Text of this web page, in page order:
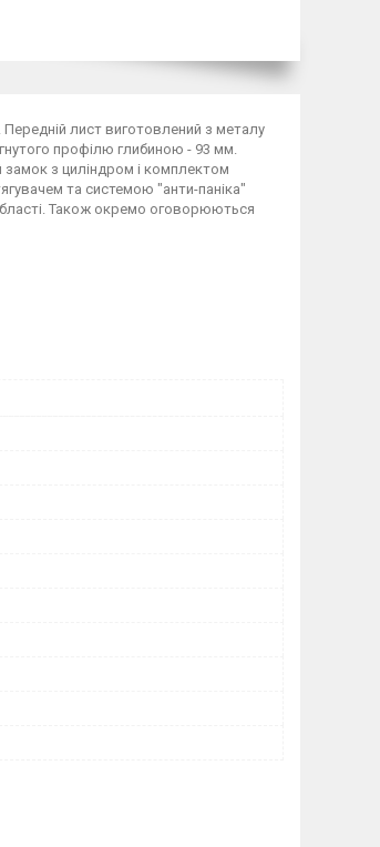
лист виготовлений з металу
профілю глибиною - 93 мм.
замок з циліндром і комплектом
та системою "анти-паніка"
Також окремо оговорюються